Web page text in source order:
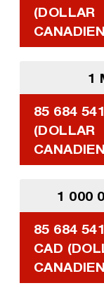
(DOLLAR
1
85 684
(DOLLAR
1 000
85 684
CAD